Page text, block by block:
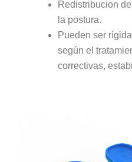
Redistribucion
la postura.
Pueden ser
según el
correctivas,